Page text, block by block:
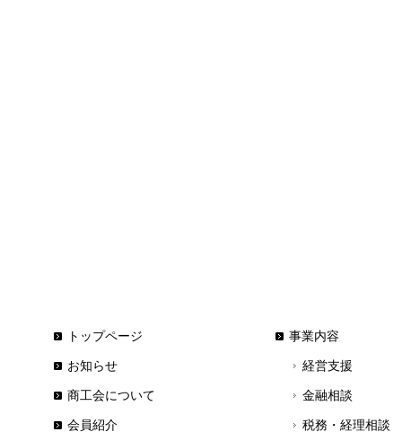
トップページ
お知らせ
商工会について
会員紹介
事業内容
経営支援
金融相談
税務・経理相談